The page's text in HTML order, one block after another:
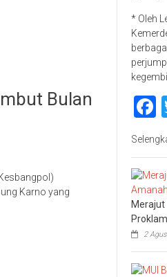
Bulan
Karno yang
* Oleh
2